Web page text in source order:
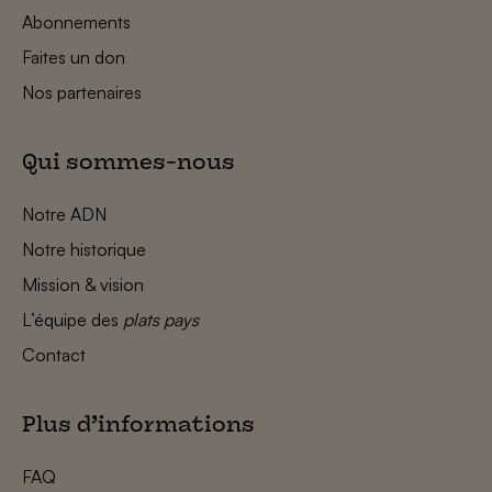
Abonnements
Faites un don
Nos partenaires
Qui sommes-nous
Notre ADN
Notre historique
Mission & vision
L’équipe des plats pays
Contact
Plus d’informations
FAQ